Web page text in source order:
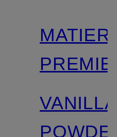
MATIERE
VANILLA
POWDER